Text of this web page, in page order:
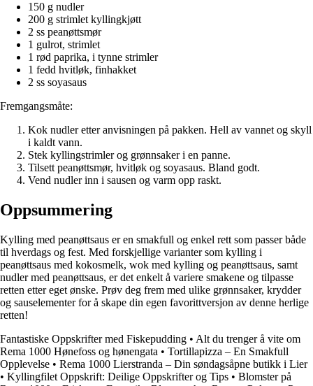
150 g nudler
200 g strimlet kyllingkjøtt
2 ss peanøttsmør
1 gulrot, strimlet
1 rød paprika, i tynne strimler
1 fedd hvitløk, finhakket
2 ss soyasaus
Fremgangsmåte:
Kok nudler etter anvisningen på pakken. Hell av vannet og skyll
i kaldt vann.
Stek kyllingstrimler og grønnsaker i en panne.
Tilsett peanøttsmør, hvitløk og soyasaus. Bland godt.
Vend nudler inn i sausen og varm opp raskt.
Oppsummering
Kylling med peanøttsaus er en smakfull og enkel rett som passer både
til hverdags og fest. Med forskjellige varianter som kylling i
peanøttsaus med kokosmelk, wok med kylling og peanøttsaus, samt
nudler med peanøttsaus, er det enkelt å variere smakene og tilpasse
retten etter eget ønske. Prøv deg frem med ulike grønnsaker, krydder
og sauselementer for å skape din egen favorittversjon av denne herlige
retten!
Fantastiske Oppskrifter med Fiskepudding • Alt du trenger å vite om
Rema 1000 Hønefoss og hønengata • Tortillapizza – En Smakfull
Opplevelse • Rema 1000 Lierstranda – Din søndagsåpne butikk i Lier
• Kyllingfilet Oppskrift: Deilige Oppskrifter og Tips • Blomster på